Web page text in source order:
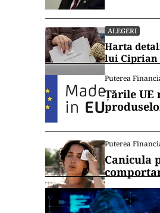
ALEGERI
Harta
lui Ciprian
Puterea
Țările UE
Puterea
Canicula